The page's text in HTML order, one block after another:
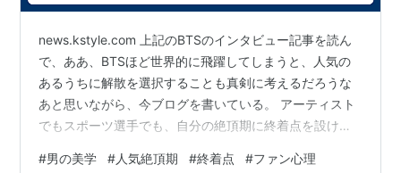
news.kstyle.com 上記のBTSのインタビュー記事を読ん
で、ああ、BTSほど世界的に飛躍してしまうと、人気の
あるうちに解散を選択することも真剣に考えるだろうな
あと思いながら、今ブログを書いている。 アーティスト
でもスポーツ選手でも、自分の絶頂期に終着点を設け有
ほどの活躍を見せられくても体力の続く限り自身のアー
#男の美学 #人気絶頂期 #終着点 #ファン心理